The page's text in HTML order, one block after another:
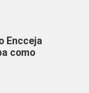
Encceja
como